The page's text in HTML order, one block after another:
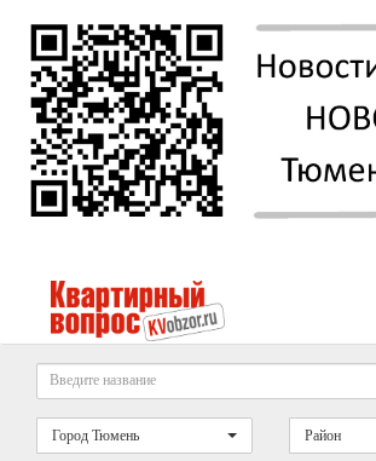
Город Тюмень Район